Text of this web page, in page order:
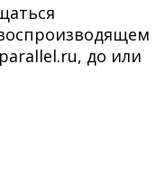
до или